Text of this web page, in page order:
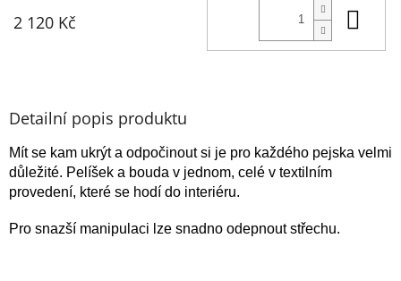
2 120 Kč
Detailní popis produktu
Mít se kam ukrýt a odpočinout si je pro každého pejska velmi
důležité. Pelíšek a bouda v jednom, celé v textilním
provedení, které se hodí do interiéru.
Pro snazší manipulaci lze snadno odepnout střechu.